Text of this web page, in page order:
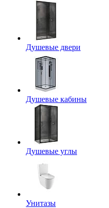
Душевые двери
Душевые кабины
Душевые углы
Унитазы